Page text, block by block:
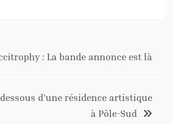
: La bande annonce est là
d’une résidence artistique
à Pôle-Sud